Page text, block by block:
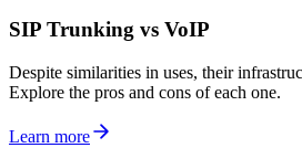
SIP Trunking vs VoIP
Despite similarities in uses, their
Explore the pros and cons of each one.
Learn more